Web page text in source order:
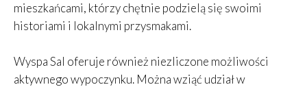
mieszkańcami, którzy chętnie podzielą się swoimi
historiami i lokalnymi przysmakami.
Wyspa Sal oferuje również niezliczone możliwości
aktywnego wypoczynku. Można wziąć udział w